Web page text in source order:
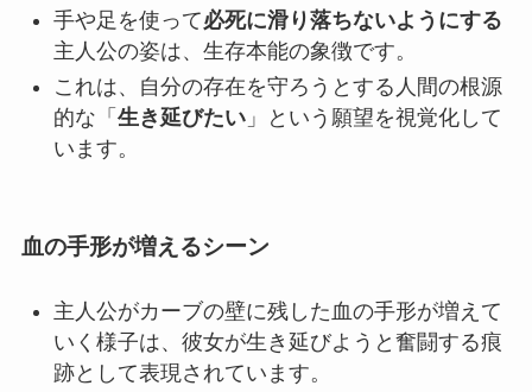
手や足を使って必死に滑り落ちないようにする
主人公の姿は、生存本能の象徴です。
これは、自分の存在を守ろうとする人間の根源
的な「 生き延びたい」という願望を視覚化して
います。
血の手形が増えるシーン
主人公がカーブの壁に残した血の手形が増えて
いく様子は、彼女が生き延びようと奮闘する痕
跡として表現されています。